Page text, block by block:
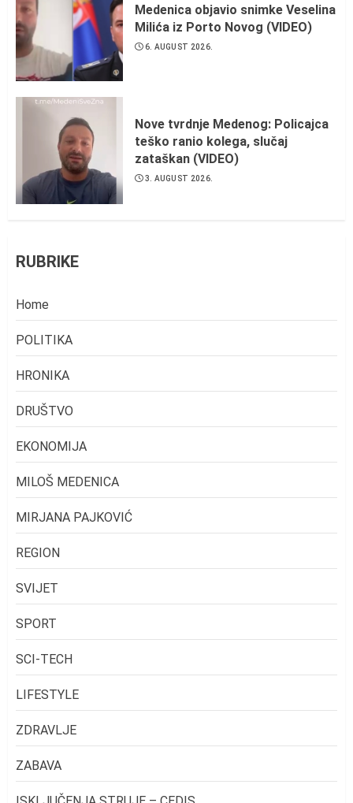
Medenica objavio snimke Veselina
Milića iz Porto Novog (VIDEO)
6. AUGUST 2026.
Nove tvrdnje Medenog: Policajca
teško ranio kolega, slučaj
zataškan (VIDEO)
3. AUGUST 2026.
RUBRIKE
Home
POLITIKA
HRONIKA
DRUŠTVO
EKONOMIJA
MILOŠ MEDENICA
MIRJANA PAJKOVIĆ
REGION
SVIJET
SPORT
SCI-TECH
LIFESTYLE
ZDRAVLJE
ZABAVA